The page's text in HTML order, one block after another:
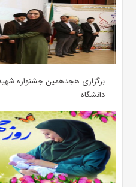
برگزاری هجدهمین جشنواره
دانشگاه